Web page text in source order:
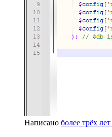
Написано более трёх